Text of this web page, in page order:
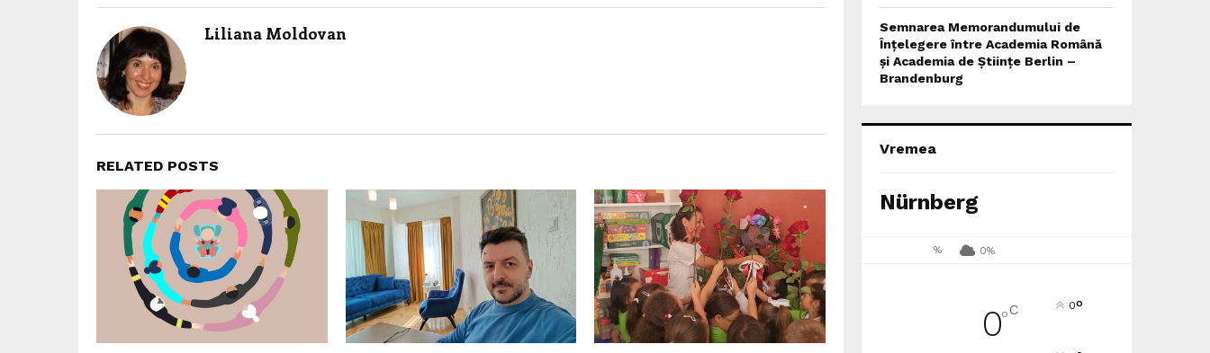
Liliana Moldovan
RELATED POSTS
Semnarea Memorandumului de
Înțelegere între Academia Română
și Academia de Științe Berlin –
Brandenburg
Vremea
Nürnberg
% 0%
0°C 0°